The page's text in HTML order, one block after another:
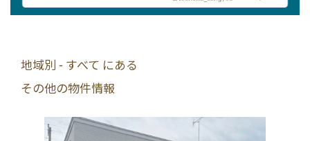
地域別 - すべて にある
その他の物件情報